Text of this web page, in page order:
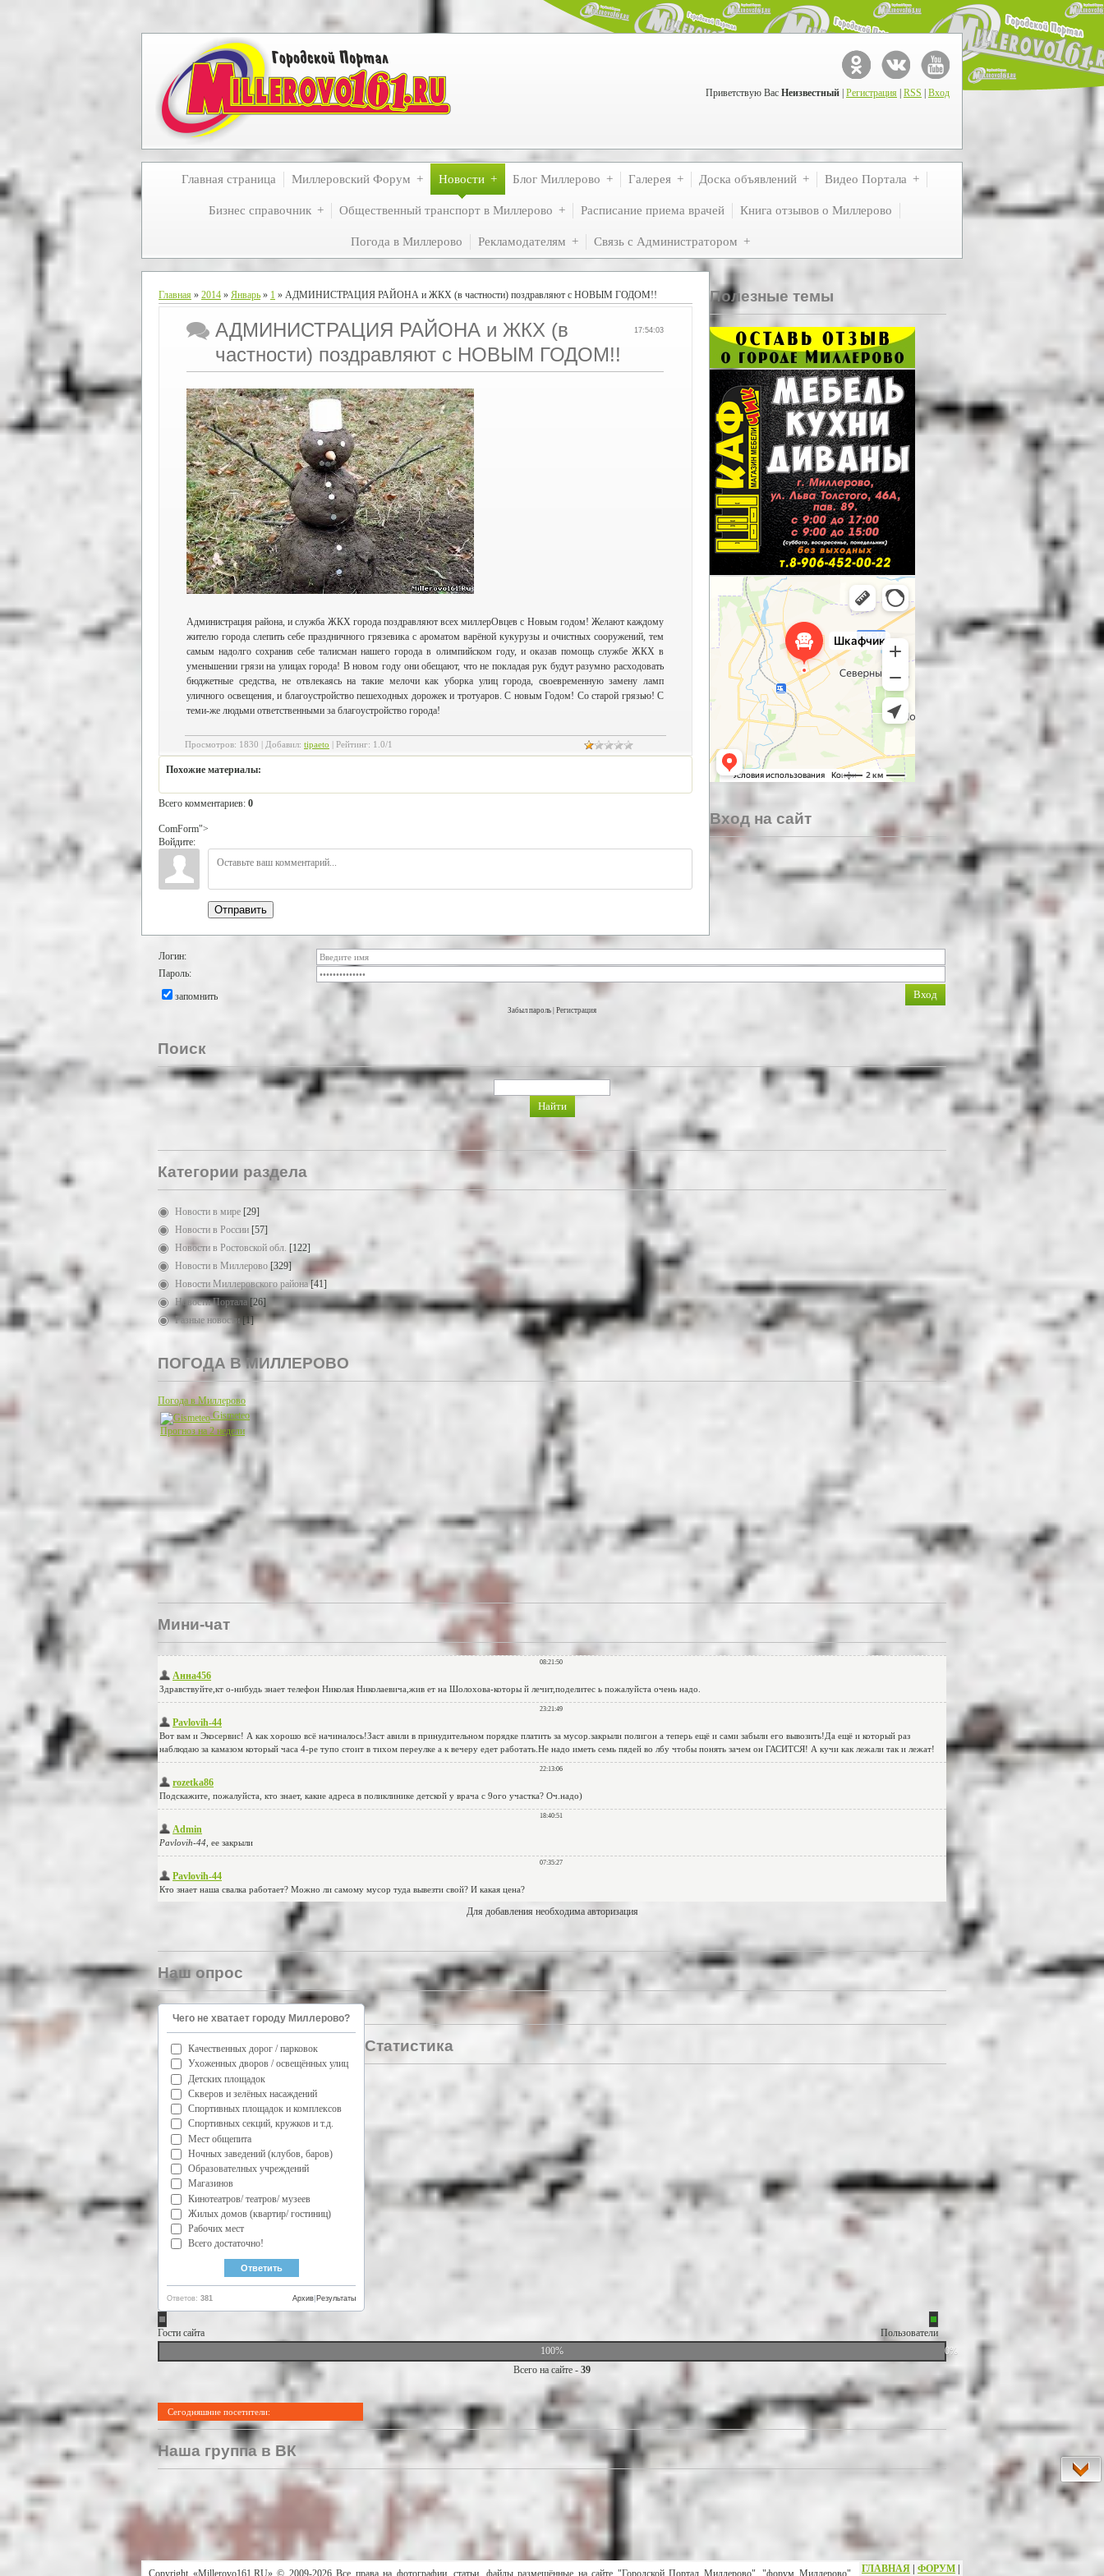
Приветствую Вас Неизвестный Регистрация RSS Вход
Главная страница Миллеровский Форум Новости Блог Миллерово Галерея Доска объявлений Видео Портала
Бизнес справочник Общественный транспорт в Миллерово Расписание приема врачей Книга отзывов о Миллерово
Погода в Миллерово Рекламодателям Связь с Администратором
Главная » 2014 » Январь » 1 » АДМИНИСТРАЦИЯ РАЙОНА и ЖКХ (в частности) поздравляют с НОВЫМ ГОДОМ!!
17:54:03
АДМИНИСТРАЦИЯ РАЙОНА и ЖКХ (в
частности) поздравляют с НОВЫМ ГОДОМ!!
Администрация района, и служба ЖКХ города поздравляют всех миллерОвцев с Новым годом! Желают каждому
жителю города слепить себе праздничного грязевика с ароматом варёной кукурузы и очистных сооружений, тем
самым надолго сохранив себе талисман нашего города в олимпийском году, и оказав помощь службе ЖКХ в
уменьшении грязи на улицах города! В новом году они обещают, что не покладая рук будут разумно расходовать
бюджетные средства, не отвлекаясь на такие мелочи как уборка улиц города, своевременную замену ламп
уличного освещения, и благоустройство пешеходных дорожек и тротуаров. С новым Годом! Со старой грязью! С
теми-же людьми ответственными за благоустройство города!
Просмотров: 1830 Добавил: tipaeto Рейтинг: 1.0/1
Похожие материалы:
Всего комментариев: 0
ComForm">
Войдите:
Отправить
Полезные темы
Вход на сайт
Логин:
Пароль:
запомнить
Забыл пароль Регистрация
Поиск
Категории раздела
Новости в мире [29]
Новости в России [57]
Новости в Ростовской обл. [122]
Новости в Миллерово [329]
Новости Миллеровского района [41]
Новости Портала [26]
Разные новости [1]
ПОГОДА В МИЛЛЕРОВО
Погода в Миллерово
Gismeteo
Прогноз на 2 недели
Мини-чат
Для добавления необходима авторизация
Наш опрос
Чего не хватает городу Миллерово?
Качественных дорог / парковок
Ухоженных дворов / освещённых улиц
Детских площадок
Скверов и зелёных насаждений
Спортивных площадок и комплексов
Спортивных секций, кружков и т.д.
Мест общепита
Ночных заведений (клубов, баров)
Образователных учреждений
Магазинов
Кинотеатров/ театров/ музеев
Жилых домов (квартир/ гостиниц)
Рабочих мест
Всего достаточно!
Ответов: 381 Результаты
Архив
Статистика
Гости сайта
Пользователи
100%
0%
Всего на сайте - 39
Сегодняшние посетители:
Наша группа в ВК
ГЛАВНАЯ ФОРУМ